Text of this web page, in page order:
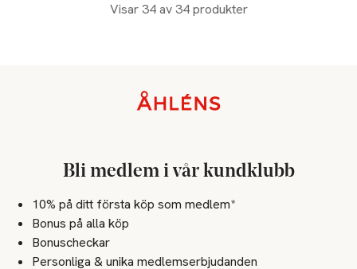
Visar 34 av 34 produkter
Bli medlem i vår kundklubb
10% på ditt första köp som medlem*
Bonus på alla köp
Bonuscheckar
Personliga & unika medlemserbjudanden